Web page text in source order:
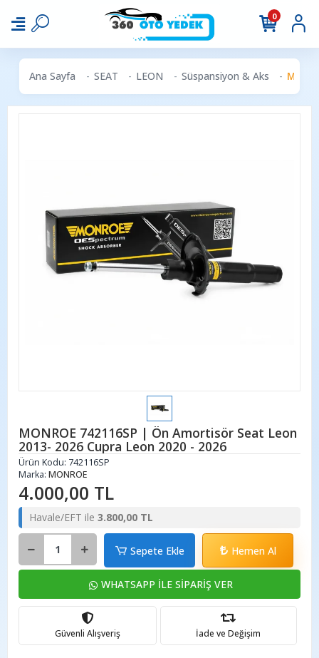
0
Ana Sayfa SEAT LEON Süspansiyon & Aks
MONROE 742116SP | Ön Amortisör Seat Leon
2013- 2026 Cupra Leon 2020 - 2026
Ürün Kodu: 742116SP
Marka: MONROE
4.000,00 TL
Havale/EFT ile 3.800,00 TL
Sepete Ekle Hemen Al
WHATSAPP İLE SİPARİŞ VER
Güvenli Alışveriş İade ve Değişim